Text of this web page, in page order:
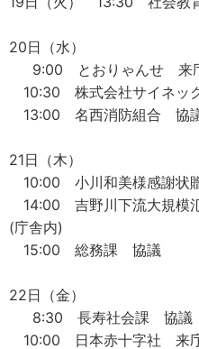
20日（水）
9:00 とおりゃんせ 来
10:30 株式会社サイネッ
13:00 名西消防組合 協
21日（木）
10:00 小川和美様感謝状
14:00 吉野川下流大規模
(庁舎内)
15:00 総務課 協議
22日（金）
8:30 長寿社会課 協議
10:00 日本赤十字社 来